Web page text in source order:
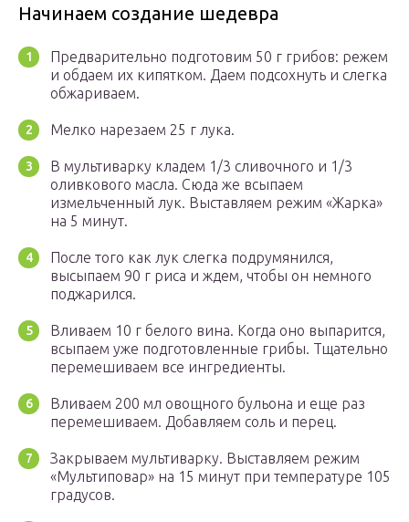
Начинаем создание шедевра
Предварительно подготовим 50 г грибов: режем
и обдаем их кипятком. Даем подсохнуть и слегка
обжариваем.
Мелко нарезаем 25 г лука.
В мультиварку кладем 1/3 сливочного и 1/3
оливкового масла. Сюда же всыпаем
измельченный лук. Выставляем режим «Жарка»
на 5 минут.
После того как лук слегка подрумянился,
высыпаем 90 г риса и ждем, чтобы он немного
поджарился.
Вливаем 10 г белого вина. Когда оно выпарится,
всыпаем уже подготовленные грибы. Тщательно
перемешиваем все ингредиенты.
Вливаем 200 мл овощного бульона и еще раз
перемешиваем. Добавляем соль и перец.
Закрываем мультиварку. Выставляем режим
«Мультиповар» на 15 минут при температуре 105
градусов.